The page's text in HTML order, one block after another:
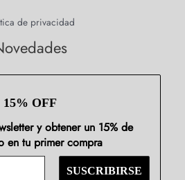
de privacidad
15% OFF
y obtener un 15% de
en tu primer compra